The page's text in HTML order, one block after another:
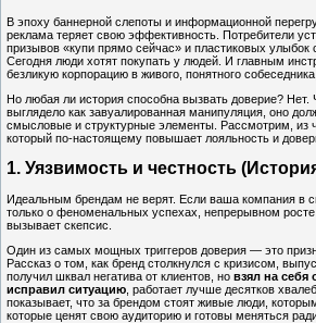
В эпоху баннерной слепоты и информационной
реклама теряет свою эффективность. Потребители
призывов «купи прямо сейчас» и пластиковых улыбок
Сегодня люди хотят покупать у людей. И главным
безликую корпорацию в живого, понятного
Но любая ли история способна вызвать доверие? Нет.
выглядело как завуалированная манипуляция, оно
смысловые и структурные элементы. Рассмотрим, из
который по-настоящему повышает лояльность и
1. Уязвимость и честность
Идеальным брендам не верят. Если ваша компания в
только о феноменальных успехах, непрерывном
вызывает скепсис.
Один из самых мощных триггеров доверия — это
Рассказ о том, как бренд столкнулся с кризисом,
получил шквал негатива от клиентов, но взял на себя
исправил ситуацию , работает лучше десятков
показывает, что за брендом стоят живые люди,
которые ценят свою аудиторию и готовы меняться